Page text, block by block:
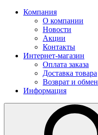
Компания
О компании
Новости
Акции
Контакты
Интернет-магазин
Оплата заказа
Доставка товара
Возврат и обмен
Информация